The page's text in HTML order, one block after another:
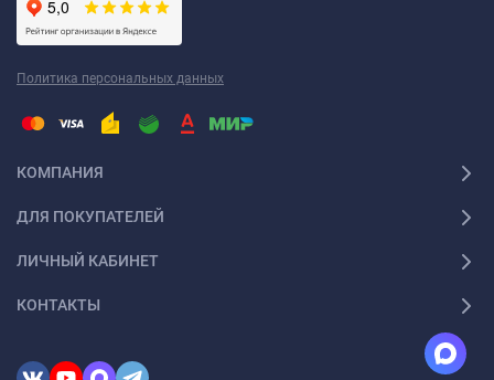
Политика персональных данных
КОМПАНИЯ
ДЛЯ ПОКУПАТЕЛЕЙ
ЛИЧНЫЙ КАБИНЕТ
КОНТАКТЫ